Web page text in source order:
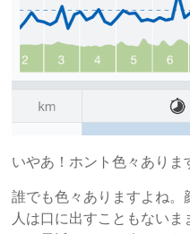
いやあ！ホント色々ありま
誰でも色々ありますよね
人は口に出すこともない